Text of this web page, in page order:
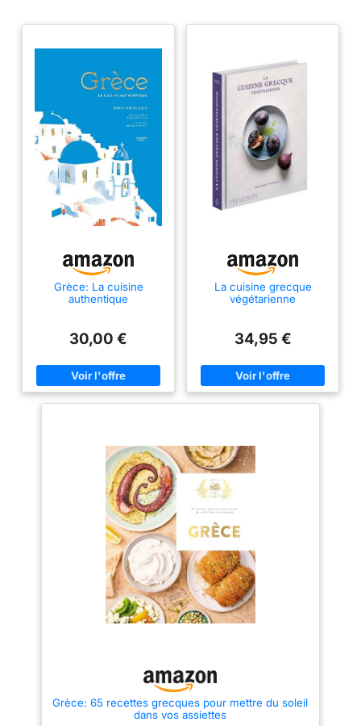
Grèce: La cuisine
authentique
30,00 €
La cuisine grecque
végétarienne
34,95 €
Grèce: 65 recettes grecques pour mettre du soleil
dans vos assiettes